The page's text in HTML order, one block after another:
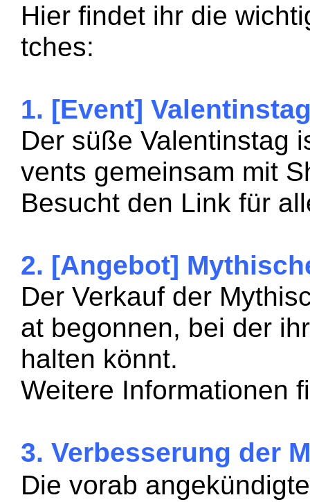
Hier findet ihr die
tches:
1. [Event]
Der süße Valentinstag
vents gemeinsam mit
Besucht den Link für
2. [Angebot]
Der Verkauf der
at begonnen, bei der
halten könnt.
Weitere Informationen
3. Verbesserung der
Die vorab